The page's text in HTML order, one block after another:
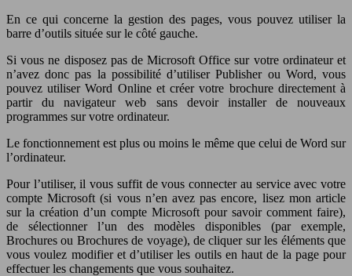
En ce qui concerne la gestion des pages, vous pouvez utiliser la
barre d’outils située sur le côté gauche.
Si vous ne disposez pas de Microsoft Office sur votre ordinateur et
n’avez donc pas la possibilité d’utiliser Publisher ou Word, vous
pouvez utiliser Word Online et créer votre brochure directement à
partir du navigateur web sans devoir installer de nouveaux
programmes sur votre ordinateur.
Le fonctionnement est plus ou moins le même que celui de Word sur
l’ordinateur.
Pour l’utiliser, il vous suffit de vous connecter au service avec votre
compte Microsoft (si vous n’en avez pas encore, lisez mon article
sur la création d’un compte Microsoft pour savoir comment faire),
de sélectionner l’un des modèles disponibles (par exemple,
Brochures ou Brochures de voyage), de cliquer sur les éléments que
vous voulez modifier et d’utiliser les outils en haut de la page pour
effectuer les changements que vous souhaitez.